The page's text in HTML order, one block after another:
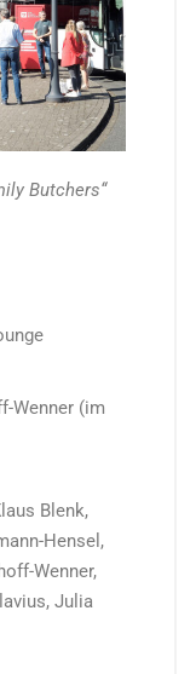
Butchers“
Wenner (im
Blenk,
Hensel,
Wenner,
Julia